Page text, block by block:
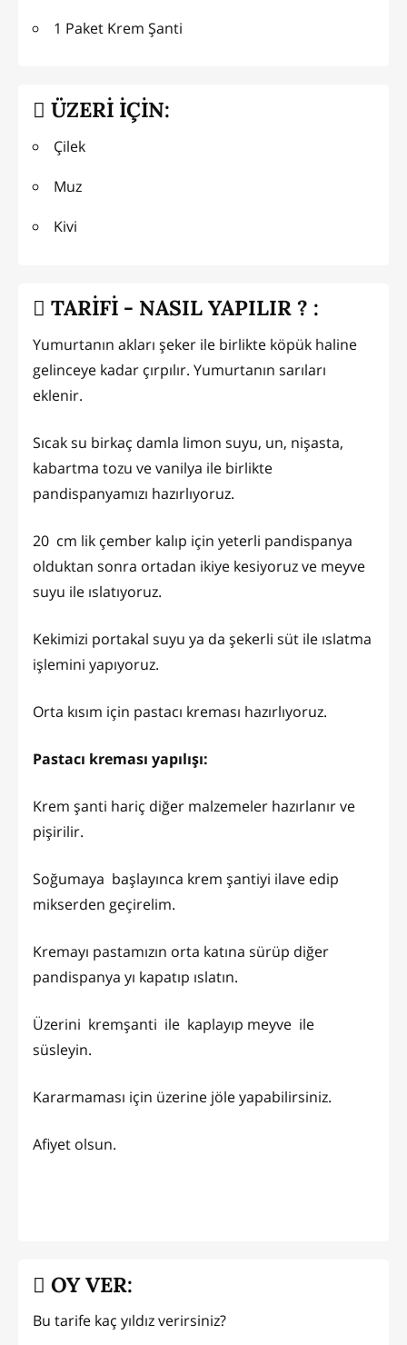
1 Paket Krem Şanti
ÜZERİ İÇİN:
Çilek
Muz
Kivi
TARİFİ - NASIL YAPILIR ? :
Yumurtanın akları şeker ile birlikte köpük haline
gelinceye kadar çırpılır. Yumurtanın sarıları
eklenir.
Sıcak su birkaç damla limon suyu, un, nişasta,
kabartma tozu ve vanilya ile birlikte
pandispanyamızı hazırlıyoruz.
20 cm lik çember kalıp için yeterli pandispanya
olduktan sonra ortadan ikiye kesiyoruz ve meyve
suyu ile ıslatıyoruz.
Kekimizi portakal suyu ya da şekerli süt ile ıslatma
işlemini yapıyoruz.
Orta kısım için pastacı kreması hazırlıyoruz.
Pastacı kreması yapılışı:
Krem şanti hariç diğer malzemeler hazırlanır ve
pişirilir.
Soğumaya başlayınca krem şantiyi ilave edip
mikserden geçirelim.
Kremayı pastamızın orta katına sürüp diğer
pandispanya yı kapatıp ıslatın.
Üzerini kremşanti ile kaplayıp meyve ile
süsleyin.
Kararmaması için üzerine jöle yapabilirsiniz.
Afiyet olsun.
OY VER:
Bu tarife kaç yıldız verirsiniz?